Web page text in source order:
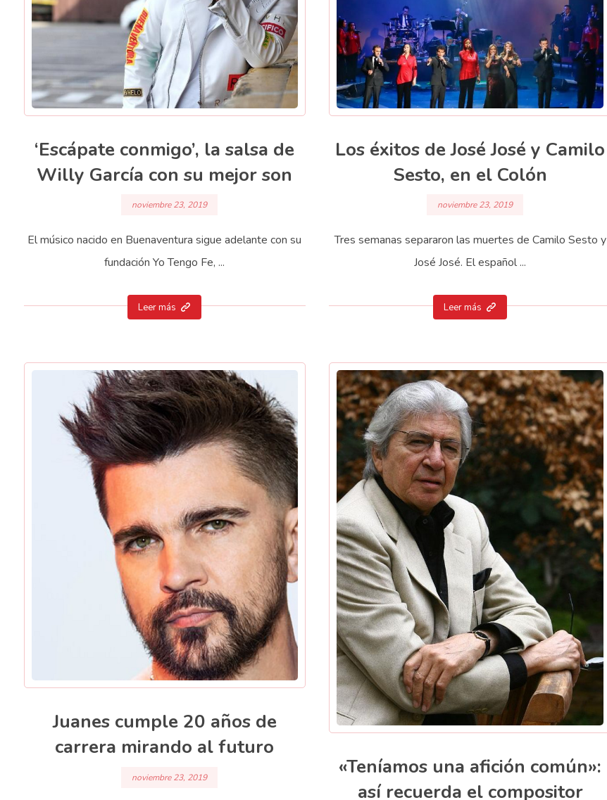
‘Escápate conmigo’, la salsa de
Willy García con su mejor son
noviembre 23, 2019
El músico nacido en Buenaventura sigue adelante con su
fundación Yo Tengo Fe, ...
Leer más
Los éxitos de José José y Camilo
Sesto, en el Colón
noviembre 23, 2019
Tres semanas separaron las muertes de Camilo Sesto y
José José. El español ...
Leer más
Juanes cumple 20 años de
carrera mirando al futuro
noviembre 23, 2019
«Teníamos una afición común»:
así recuerda el compositor